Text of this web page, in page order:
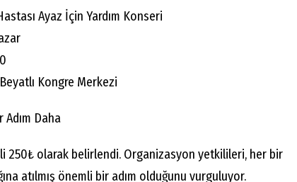
Ayaz İçin Yardım Konseri
Kongre Merkezi
Adım Daha
250₺ olarak belirlendi. Organizasyon yetkilileri, her bir
atılmış önemli bir adım olduğunu vurguluyor.